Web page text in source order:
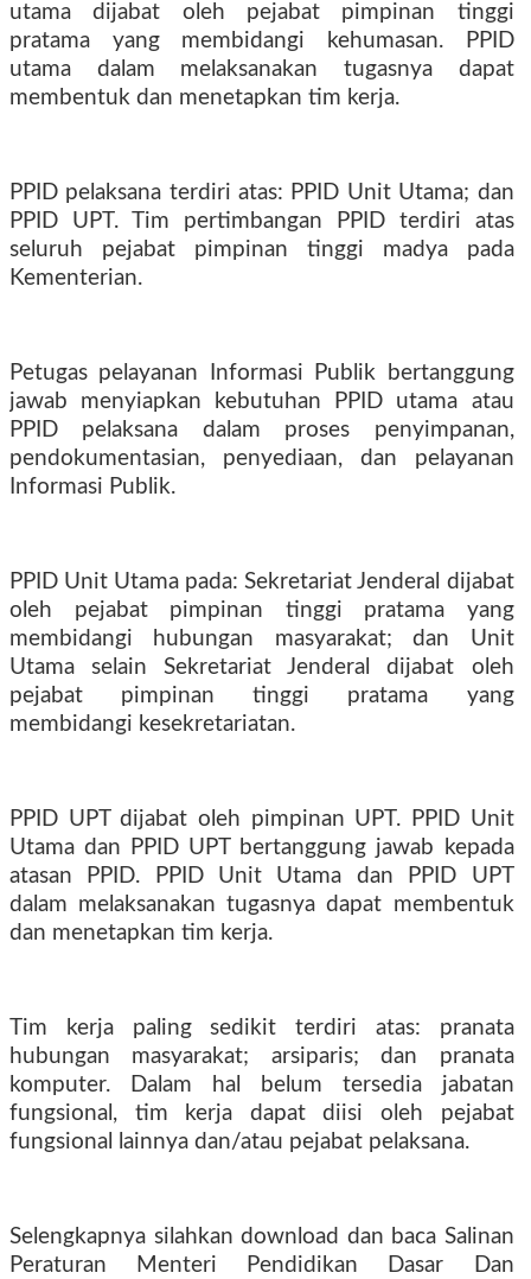
utama dijabat oleh pejabat pimpinan tinggi
pratama yang membidangi kehumasan. PPID
utama dalam melaksanakan tugasnya dapat
membentuk dan menetapkan tim kerja.
PPID pelaksana terdiri atas: PPID Unit Utama; dan
PPID UPT. Tim pertimbangan PPID terdiri atas
seluruh pejabat pimpinan tinggi madya pada
Kementerian.
Petugas pelayanan Informasi Publik bertanggung
jawab menyiapkan kebutuhan PPID utama atau
PPID pelaksana dalam proses penyimpanan,
pendokumentasian, penyediaan, dan pelayanan
Informasi Publik.
PPID Unit Utama pada: Sekretariat Jenderal dijabat
oleh pejabat pimpinan tinggi pratama yang
membidangi hubungan masyarakat; dan Unit
Utama selain Sekretariat Jenderal dijabat oleh
pejabat pimpinan tinggi pratama yang
membidangi kesekretariatan.
PPID UPT dijabat oleh pimpinan UPT. PPID Unit
Utama dan PPID UPT bertanggung jawab kepada
atasan PPID. PPID Unit Utama dan PPID UPT
dalam melaksanakan tugasnya dapat membentuk
dan menetapkan tim kerja.
Tim kerja paling sedikit terdiri atas: pranata
hubungan masyarakat; arsiparis; dan pranata
komputer. Dalam hal belum tersedia jabatan
fungsional, tim kerja dapat diisi oleh pejabat
fungsional lainnya dan/atau pejabat pelaksana.
Selengkapnya silahkan download dan baca Salinan
Peraturan Menteri Pendidikan Dasar Dan